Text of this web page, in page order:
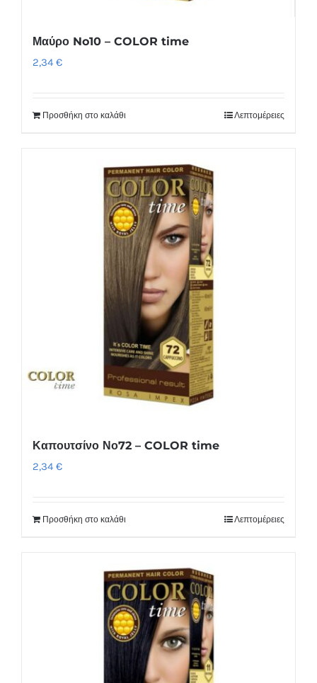
Μαύρο No10 – COLOR time
2,34 €
Προσθήκη στο καλάθι Λεπτομέρειες
Καπουτσίνο Νο72 – COLOR time
2,34 €
Προσθήκη στο καλάθι Λεπτομέρειες